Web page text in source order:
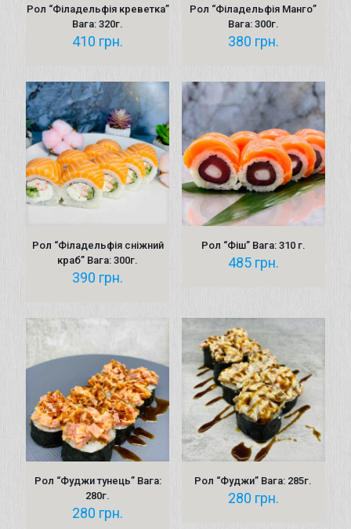
Рол “Філадельфія креветка”
Вага: 320г.
410 грн.
Рол “Філадельфія Манго”
Вага: 300г.
380 грн.
Рол “Філадельфія сніжний
краб” Вага: 300г.
390 грн.
Рол “Фіш” Вага: 310 г.
485 грн.
Рол “Фуджи тунець” Вага:
280г.
280 грн.
Рол “Фуджи” Вага: 285г.
280 грн.